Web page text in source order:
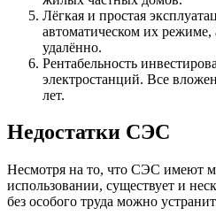
Лёгкая и простая
автоматическом их
удалённо.
Рентабельность
электростанций. Все
лет.
Недостатки СЭС
Несмотря на то, что СЭС имеют
использовании, существует и
без особого труда можно